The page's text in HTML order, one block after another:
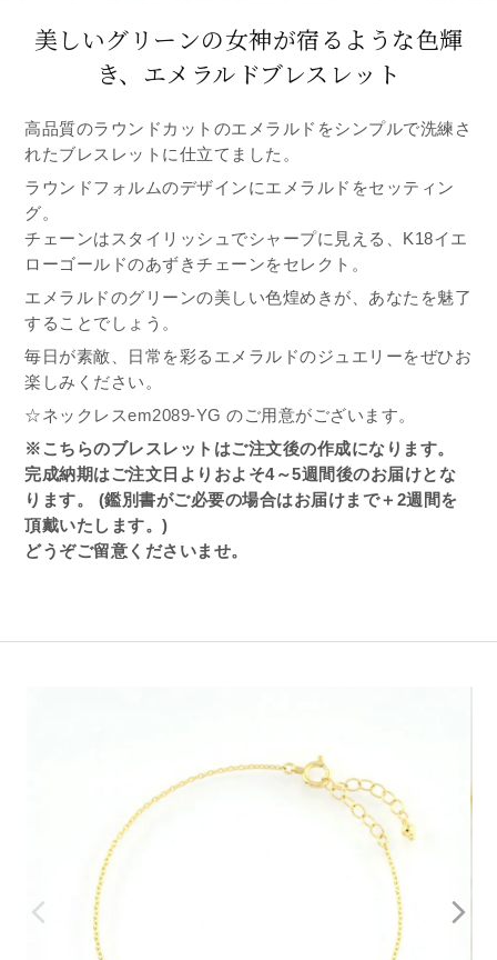
美しいグリーンの女神が宿るような色輝
き、 エメラルドブレスレット
高品質のラウンドカットのエメラルドをシンプルで洗練さ
れたブレスレットに仕立てました。
ラウンドフォルムのデザインにエメラルドをセッティン
グ。
チェーンはスタイリッシュでシャープに見える、K18イエ
ローゴールドのあずきチェーンをセレクト。
エメラルドのグリーンの美しい色煌めきが、あなたを魅了
することでしょう。
毎日が素敵、日常を彩るエメラルドのジュエリーをぜひお
楽しみください。
☆ネックレスem2089-YG のご用意がございます。
※こちらのブレスレットはご注文後の作成になります。
完成納期はご注文日よりおよそ4～5週間後のお届けとな
ります。 (鑑別書がご必要の場合はお届けまで＋2週間を
頂戴いたします。)
どうぞご留意くださいませ。